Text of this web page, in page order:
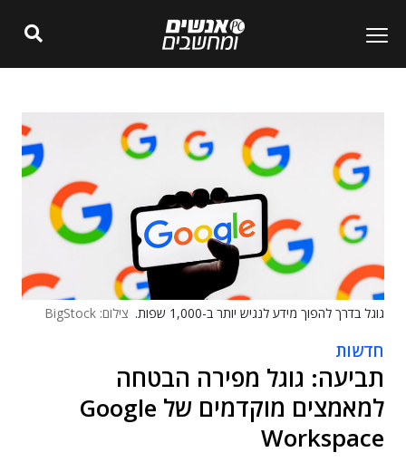
גוגל בדרך להפוך מידע לנגיש יותר ב-1,000 שפות. צילום: BigStock
חדשות
תביעה: גוגל מפירה הבטחה
למאמצים מוקדמים של Google
Workspace